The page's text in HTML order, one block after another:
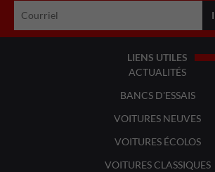
LIENS UTILES
ACTUALITÉS
BANCS D'ESSAIS
VOITURES NEUVES
VOITURES ÉCOLOS
VOITURES CLASSIQUES